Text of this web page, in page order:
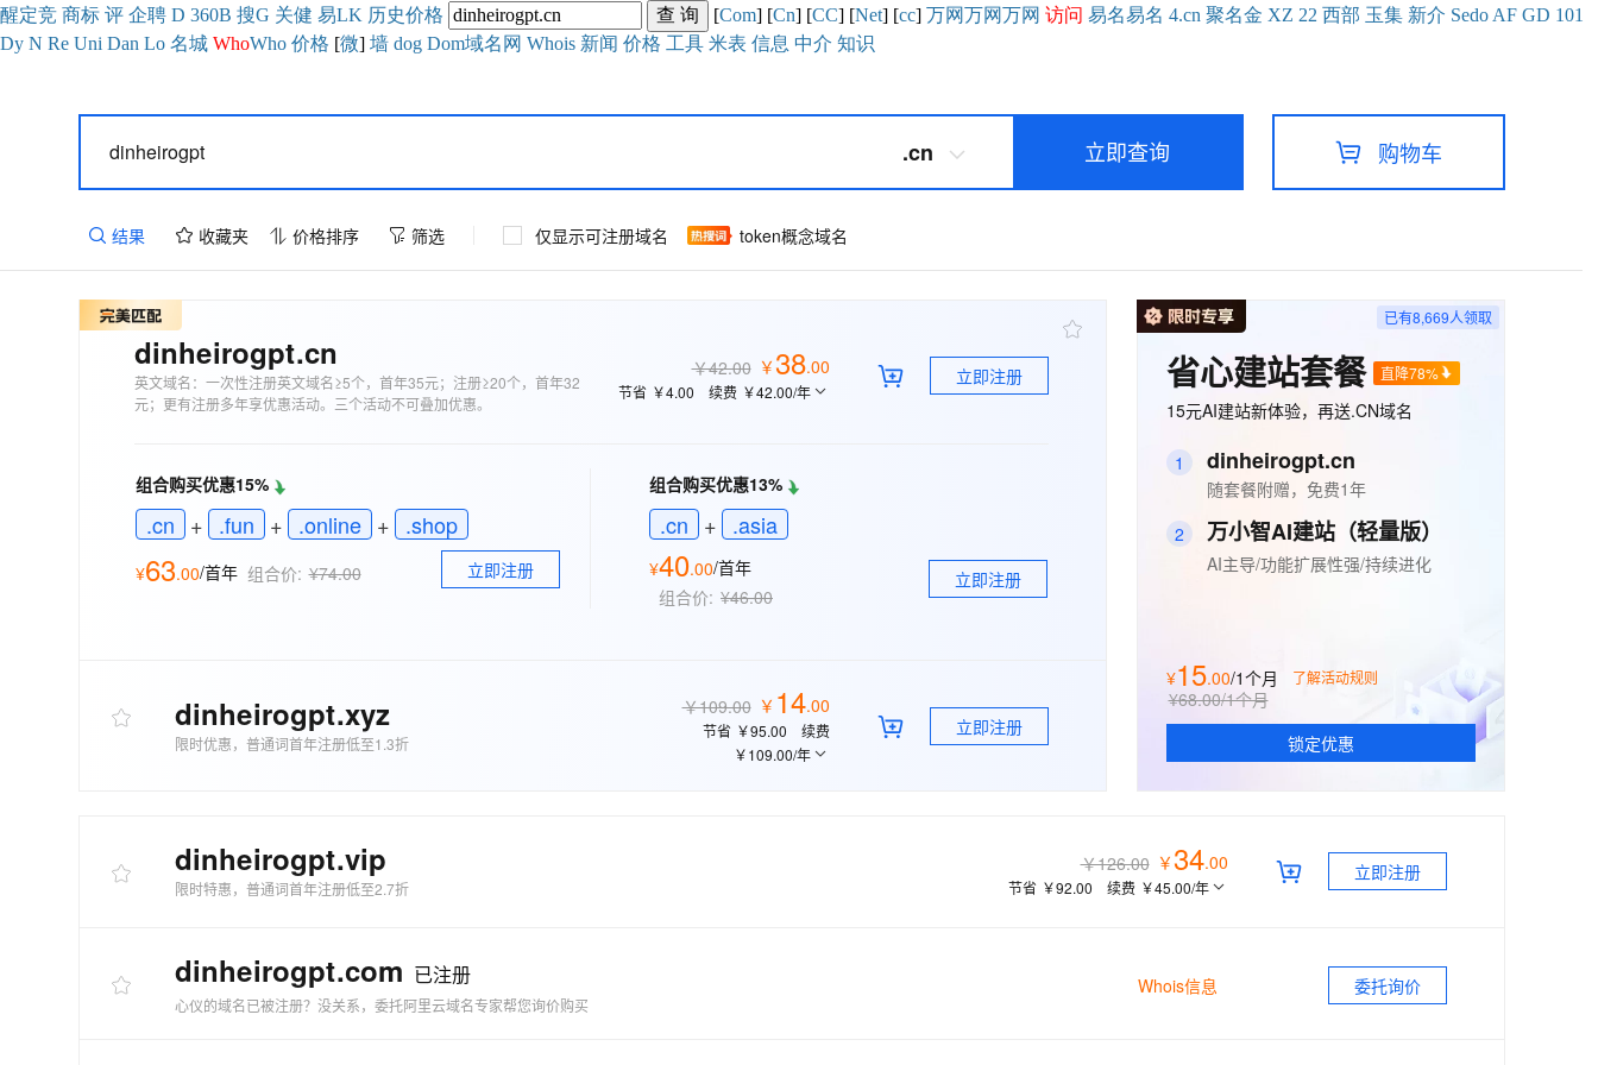
醒定竞 商标 评 企聘 D 360B 搜G 关健 易LK 历史价格 [Com] [Cn] [CC] [Net] [cc] 万网万网万网 访问 易名易名 4.cn 聚名金 XZ 22 西部 玉集 新介 Sedo AF GD 101
Dy N Re Uni Dan Lo 名城 WhoWho 价格 [微] 墙 dog Dom域名网 Whois 新闻 价格 工具 米表 信息 中介 知识